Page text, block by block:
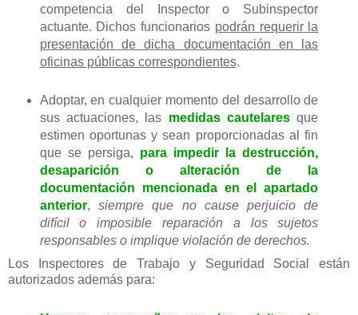
competencia del Inspector o Subinspector
actuante. Dichos funcionarios podrán requerir la
presentación de dicha documentación en las
oficinas públicas correspondientes.
Adoptar, en cualquier momento del desarrollo de
sus actuaciones, las medidas cautelares que
estimen oportunas y sean proporcionadas al fin
que se persiga, para impedir la destrucción,
desaparición o alteración de la
documentación mencionada en el apartado
anterior, siempre que no cause perjuicio de
difícil o imposible reparación a los sujetos
responsables o implique violación de derechos.
Los Inspectores de Trabajo y Seguridad Social están
autorizados además para: